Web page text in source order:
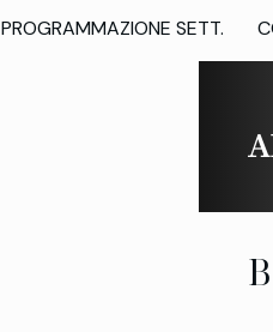
PROGRAMMAZIONE SETT.